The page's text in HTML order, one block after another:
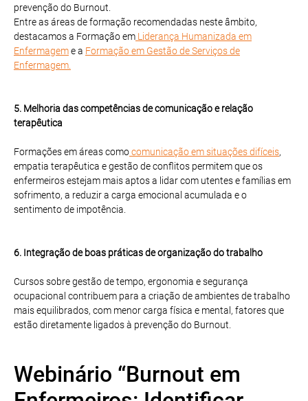
prevenção do Burnout.
Entre as áreas de formação recomendadas neste âmbito,
destacamos a Formação em Liderança Humanizada em
Enfermageme a Formação em Gestão de Serviços de
Enfermagem.
5. Melhoria das competências de comunicação e relação
terapêutica
Formações em áreas comocomunicação em situações difíceis,
empatia terapêutica e gestão de conflitos permitem que os
enfermeiros estejam mais aptos a lidar com utentes e famílias em
sofrimento, a reduzir a carga emocional acumulada e o
sentimento de impotência.
6. Integração de boas práticas de organização do trabalho
Cursos sobre gestão de tempo, ergonomia e segurança
ocupacional contribuem para a criação de ambientes de trabalho
mais equilibrados, com menor carga física e mental, fatores que
estão diretamente ligados à prevenção do Burnout.
Webinário “Burnout em